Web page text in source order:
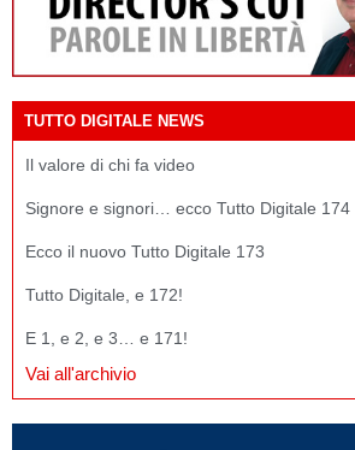
TUTTO DIGITALE NEWS
Il valore di chi fa video
Signore e signori… ecco Tutto Digitale 174
Ecco il nuovo Tutto Digitale 173
Tutto Digitale, e 172!
E 1, e 2, e 3… e 171!
Vai all'archivio